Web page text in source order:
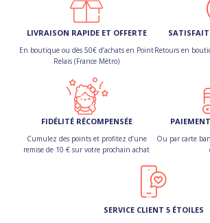
LIVRAISON RAPIDE ET OFFERTE
En boutique ou dès 50€ d’achats en Point
Relais (France Métro)
Retours en
FIDÉLITÉ RÉCOMPENSÉE
Cumulez des points et profitez d’une
remise de 10 € sur votre prochain achat
Ou par carte
SERVICE CLIENT 5 ÉTOILES